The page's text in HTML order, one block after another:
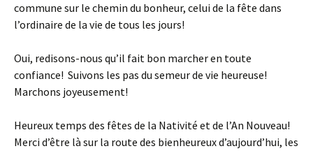
commune sur le chemin du bonheur, celui de la fête dans
l’ordinaire de la vie de tous les jours!
Oui, redisons-nous qu’il fait bon marcher en toute
confiance! Suivons les pas du semeur de vie heureuse!
Marchons joyeusement!
Heureux temps des fêtes de la Nativité et de l’An Nouveau!
Merci d’être là sur la route des bienheureux d’aujourd’hui, les